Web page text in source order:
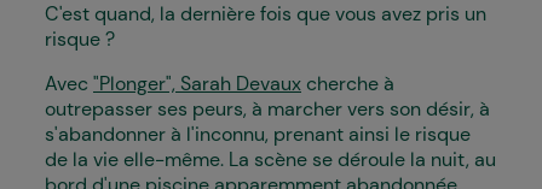
C'est quand, la dernière fois que vous avez pris un
risque ?
Avec "Plonger", Sarah Devaux cherche à
outrepasser ses peurs, à marcher vers son désir, à
s'abandonner à l'inconnu, prenant ainsi le risque
de la vie elle-même. La scène se déroule la nuit, au